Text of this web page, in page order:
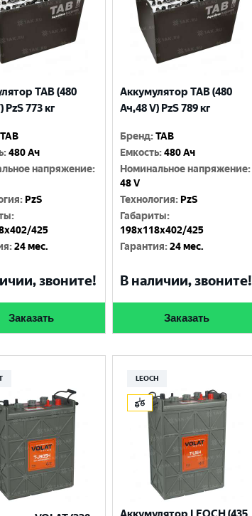
TAB (480
PzS 773 кг
TAB
:480 Ач
напряжение:
: PzS
:
425
:24 мес.
звоните!
Заказать
Аккумулятор TAB (480
Ач,48 V) PzS 789 кг
Бренд:TAB
Емкость:480 Ач
Номинальное напряжение:
48 V
Технология: PzS
Габариты:
198x118x402/425
Гарантия:24 мес.
В наличии, звоните!
Заказать
LEOCH
Выберите ваш город
Великий Новгород
Санкт-Петербург
Смоленск